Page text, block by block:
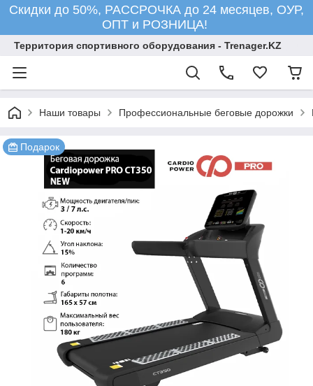
Скидки до 50%, РАССРОЧКА до 24 месяцев, ОУР,
ОПТ и РОЗНИЦА!
Территория спортивного оборудования - Trenager.KZ
Наши товары Профессиональные беговые дорожки
Подарок